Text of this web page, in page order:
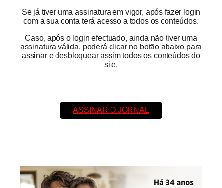
Se já tiver uma assinatura em vigor, após fazer login
com a sua conta terá acesso a todos os conteúdos.
Caso, após o login efectuado, ainda não tiver uma
assinatura válida, poderá clicar no botão abaixo para
assinar e desbloquear assim todos os conteúdos do
site.
ASSINAR O JORNAL